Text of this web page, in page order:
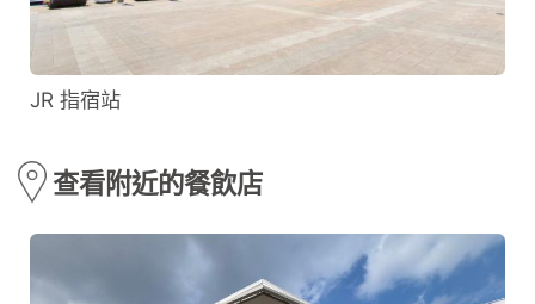
JR 指宿站
查看附近的餐飲店